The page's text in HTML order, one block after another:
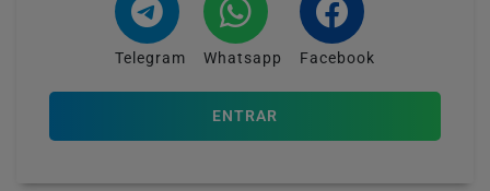
Telegram Whatsapp Facebook
ENTRAR